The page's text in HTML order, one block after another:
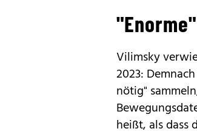
Vilimsky
2023:
nötig"
heißt, als dass